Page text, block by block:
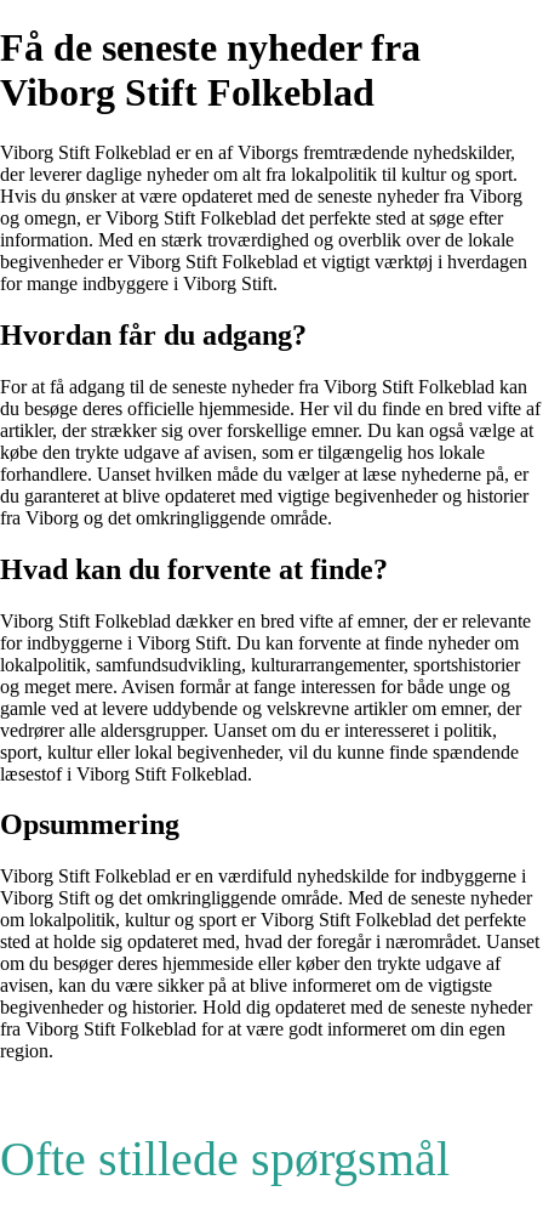
Få de seneste nyheder fra
Viborg Stift Folkeblad
Viborg Stift Folkeblad er en af Viborgs fremtrædende nyhedskilder,
der leverer daglige nyheder om alt fra lokalpolitik til kultur og sport.
Hvis du ønsker at være opdateret med de seneste nyheder fra Viborg
og omegn, er Viborg Stift Folkeblad det perfekte sted at søge efter
information. Med en stærk troværdighed og overblik over de lokale
begivenheder er Viborg Stift Folkeblad et vigtigt værktøj i hverdagen
for mange indbyggere i Viborg Stift.
Hvordan får du adgang?
For at få adgang til de seneste nyheder fra Viborg Stift Folkeblad kan
du besøge deres officielle hjemmeside. Her vil du finde en bred vifte af
artikler, der strækker sig over forskellige emner. Du kan også vælge at
købe den trykte udgave af avisen, som er tilgængelig hos lokale
forhandlere. Uanset hvilken måde du vælger at læse nyhederne på, er
du garanteret at blive opdateret med vigtige begivenheder og historier
fra Viborg og det omkringliggende område.
Hvad kan du forvente at finde?
Viborg Stift Folkeblad dækker en bred vifte af emner, der er relevante
for indbyggerne i Viborg Stift. Du kan forvente at finde nyheder om
lokalpolitik, samfundsudvikling, kulturarrangementer, sportshistorier
og meget mere. Avisen formår at fange interessen for både unge og
gamle ved at levere uddybende og velskrevne artikler om emner, der
vedrører alle aldersgrupper. Uanset om du er interesseret i politik,
sport, kultur eller lokal begivenheder, vil du kunne finde spændende
læsestof i Viborg Stift Folkeblad.
Opsummering
Viborg Stift Folkeblad er en værdifuld nyhedskilde for indbyggerne i
Viborg Stift og det omkringliggende område. Med de seneste nyheder
om lokalpolitik, kultur og sport er Viborg Stift Folkeblad det perfekte
sted at holde sig opdateret med, hvad der foregår i nærområdet. Uanset
om du besøger deres hjemmeside eller køber den trykte udgave af
avisen, kan du være sikker på at blive informeret om de vigtigste
begivenheder og historier. Hold dig opdateret med de seneste nyheder
fra Viborg Stift Folkeblad for at være godt informeret om din egen
region.
Ofte stillede spørgsmål